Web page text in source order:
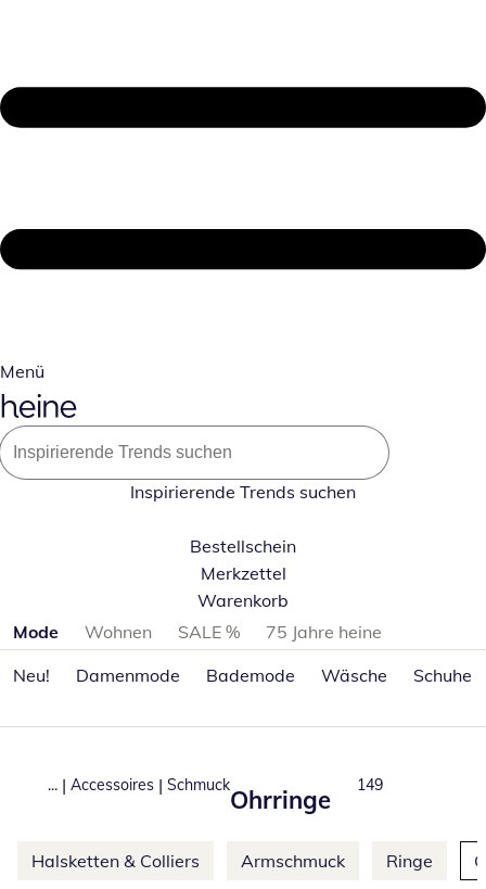
Menü
Inspirierende Trends suchen
Bestellschein
Merkzettel
Warenkorb
Produktkategorien überspringen
Mode Wohnen SALE %
75 Jahre heine
Neu!
Damenmode Bademode Wäsche Schuhe
... | Accessoires | Schmuck
Ohrringe
Produkte
149
Weitere Kategorien überspringen
Halsketten & Colliers Armschmuck Ringe